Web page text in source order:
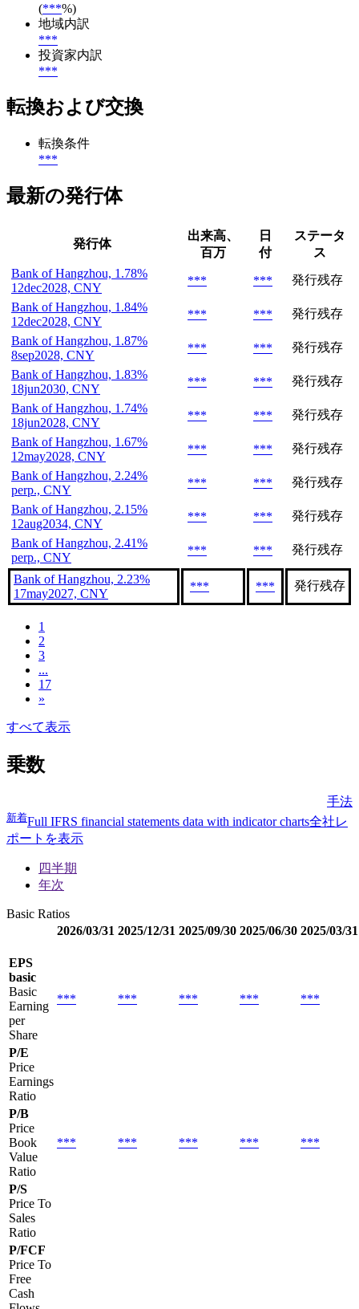
(***%)
地域内訳
***
投資家内訳
***
転換および交換
転換条件
***
最新の発行体
発行体
出来高、
百万
日
付
ステータ
ス
Bank of Hangzhou, 1.78%
12dec2028, CNY
*** ***
発行残存
Bank of Hangzhou, 1.84%
12dec2028, CNY
*** ***
発行残存
Bank of Hangzhou, 1.87%
8sep2028, CNY
*** ***
発行残存
Bank of Hangzhou, 1.83%
18jun2030, CNY
*** ***
発行残存
Bank of Hangzhou, 1.74%
18jun2028, CNY
*** ***
発行残存
Bank of Hangzhou, 1.67%
12may2028, CNY
*** ***
発行残存
Bank of Hangzhou, 2.24%
perp., CNY
*** ***
発行残存
Bank of Hangzhou, 2.15%
12aug2034, CNY
*** ***
発行残存
Bank of Hangzhou, 2.41%
perp., CNY
*** *** 発行残存
Bank of Hangzhou, 2.23%
17may2027, CNY
*** *** 発行残存
1
2
3
...
17
»
すべて表示
乗数
手法
新着Full IFRS financial statements data with indicator charts全社レ
ポートを表示
四半期
年次
Basic Ratios
2026/03/31 2025/12/31 2025/09/30 2025/06/30 2025/03/31
EPS
basic
Basic
Earning
per
Share
*** *** *** *** ***
P/E
Price
Earnings
Ratio
P/B
Price
Book
Value
Ratio
*** *** *** *** ***
P/S
Price To
Sales
Ratio
P/FCF
Price To
Free
Cash